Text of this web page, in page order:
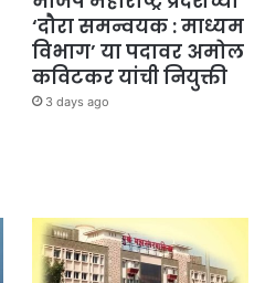
‘दौरा समन्वयक : माध्यम
विभाग’ या पदावर अमोल
कविटकर यांची नियुक्ती
3 days ago